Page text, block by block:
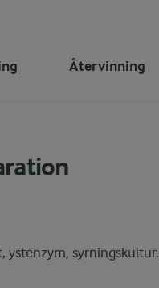
Återvinning
ystenzym, syrningskultur.